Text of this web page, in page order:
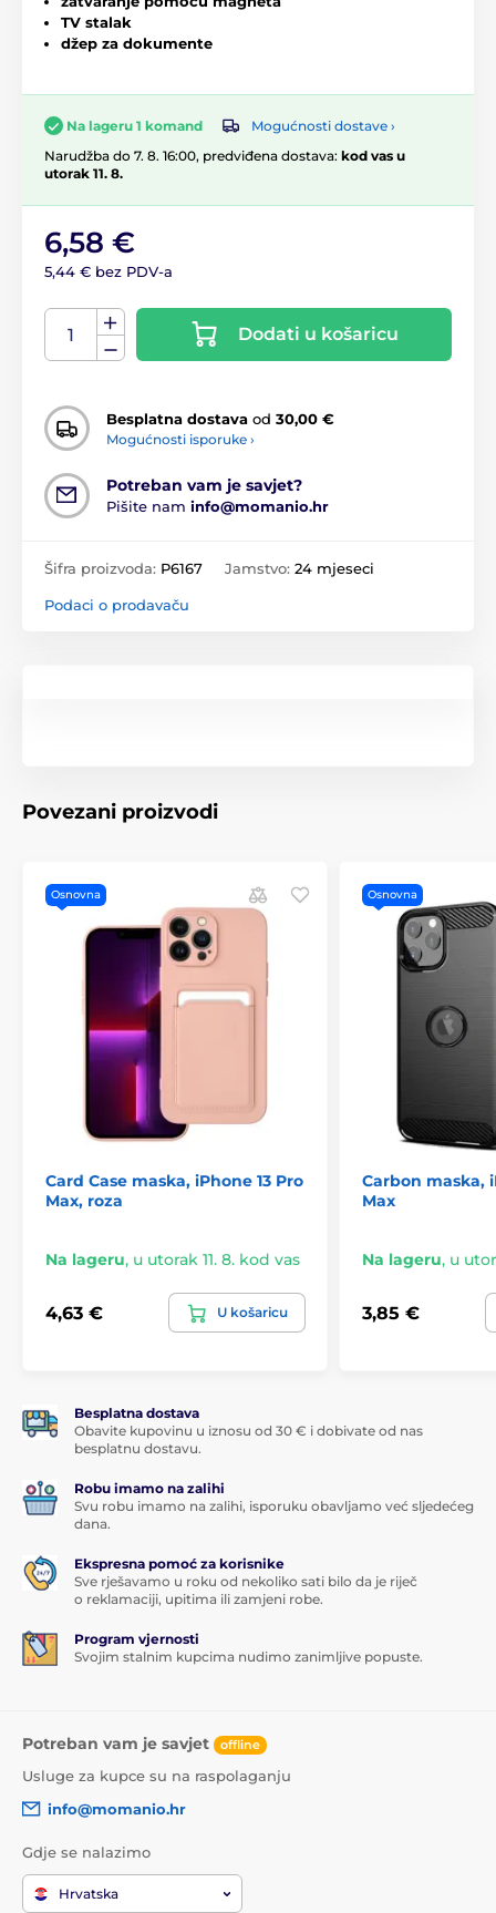
TV stalak
džep za dokumente
Na lageru 1 komand
Mogućnosti dostave ›
Narudžba do 7. 8. 16:00, predviđena dostava: kod vas u
utorak 11. 8.
6,58 €
5,44 € bez PDV-a
Dodati u košaricu
Besplatna dostava od 30,00 €
Mogućnosti isporuke ›
Potreban vam je savjet?
Pišite nam info@momanio.hr
Šifra proizvoda: P6167 Jamstvo: 24 mjeseci
Podaci o prodavaču
Povezani proizvodi
Osnovna
Card Case maska, iPhone 13 Pro
Max, roza
Na lageru, u utorak 11. 8. kod vas
4,63 € U košaricu
Osnovna
Carbon maska,
Max
Na lageru, u
3,85 €
Besplatna dostava
Obavite kupovinu u iznosu od 30 € i dobivate od nas
besplatnu dostavu.
Robu imamo na zalihi
Svu robu imamo na zalihi, isporuku obavljamo već sljedećeg
dana.
Ekspresna pomoć za korisnike
Sve rješavamo u roku od nekoliko sati bilo da je riječ
o reklamaciji, upitima ili zamjeni robe.
Program vjernosti
Svojim stalnim kupcima nudimo zanimljive popuste.
Potreban vam je savjet offline
Usluge za kupce su na raspolaganju
info@momanio.hr
Gdje se nalazimo
Hrvatska